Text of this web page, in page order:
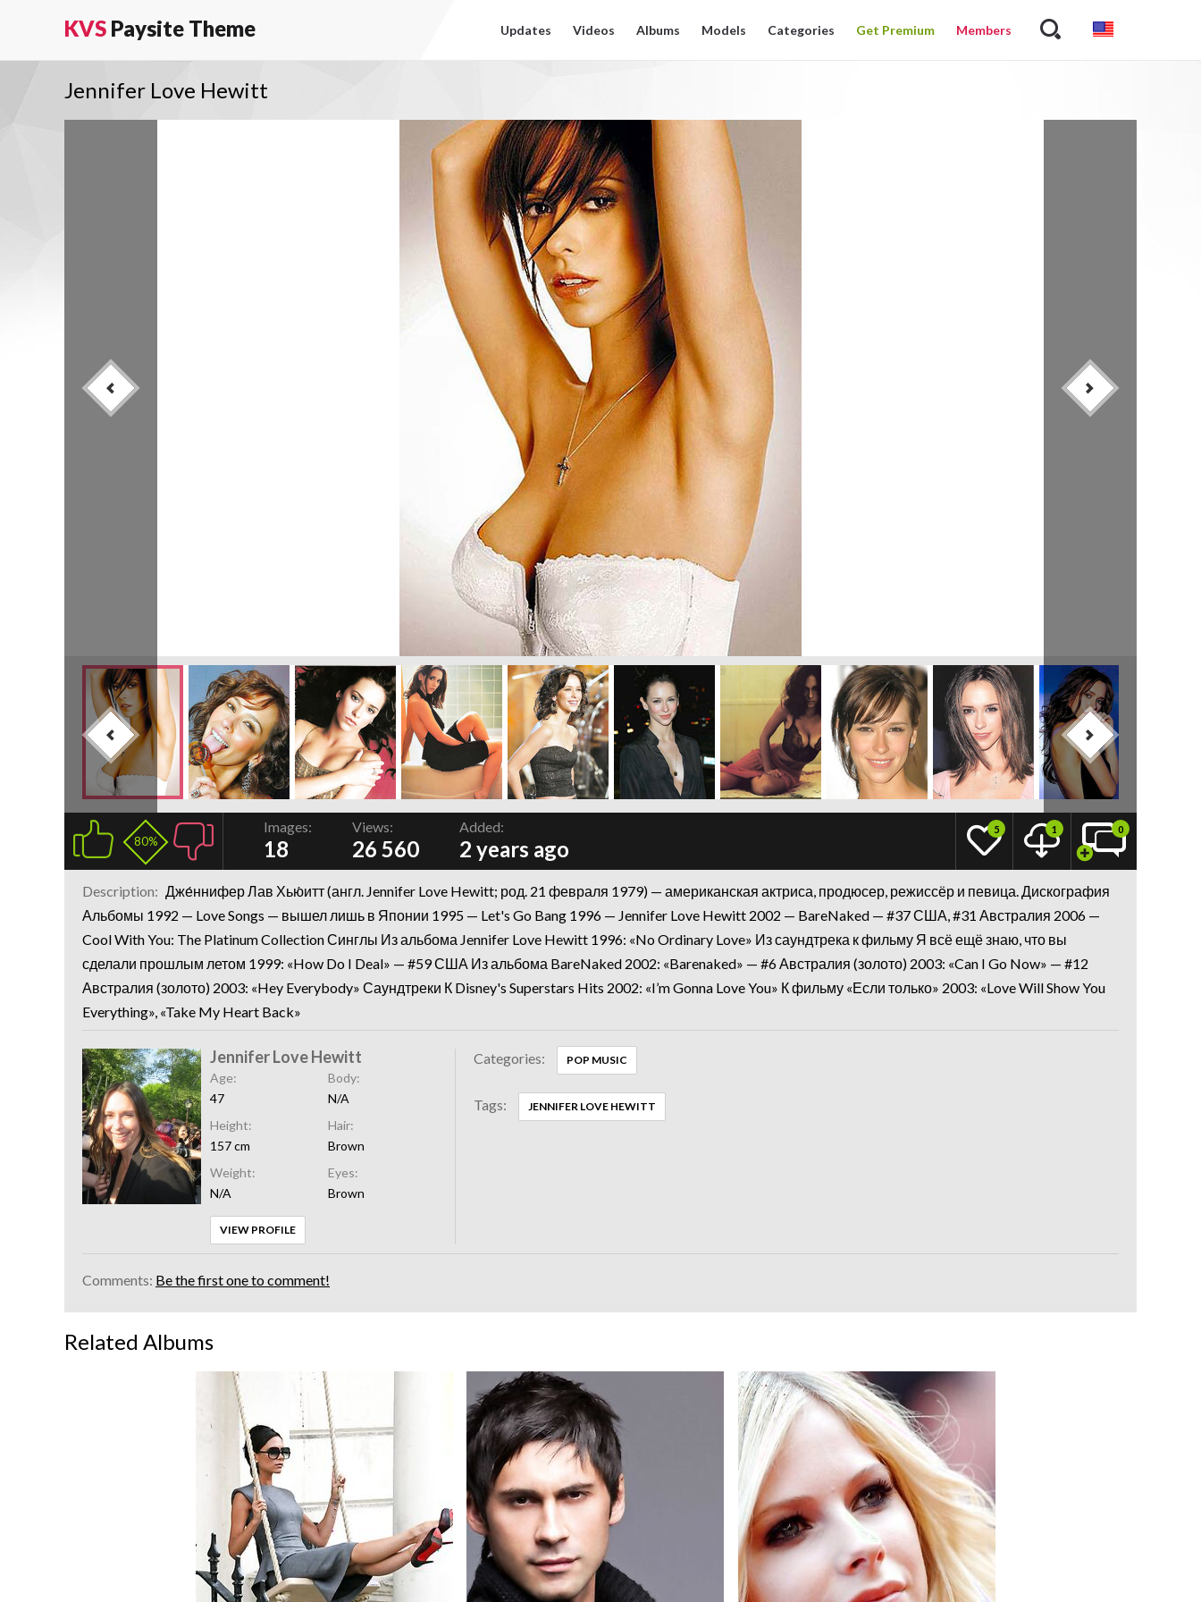
KVS Paysite Theme Updates Videos Albums Models Categories Get Premium Members
Jennifer Love Hewitt
80%
Images:
18
Views:
26 560
Added:
2 years ago
5 1 0
Description: Дже́ннифер Лав Хью́итт (англ. Jennifer Love Hewitt; род. 21 февраля 1979) — американская актриса, продюсер, режиссёр и певица. Дискография
Альбомы 1992 — Love Songs — вышел лишь в Японии 1995 — Let's Go Bang 1996 — Jennifer Love Hewitt 2002 — BareNaked — #37 США, #31 Австралия 2006 —
Cool With You: The Platinum Collection Синглы Из альбома Jennifer Love Hewitt 1996: «No Ordinary Love» Из саундтрека к фильму Я всё ещё знаю, что вы
сделали прошлым летом 1999: «How Do I Deal» — #59 США Из альбома BareNaked 2002: «Barenaked» — #6 Австралия (золото) 2003: «Can I Go Now» — #12
Австралия (золото) 2003: «Hey Everybody» Саундтреки К Disney's Superstars Hits 2002: «I’m Gonna Love You» К фильму «Если только» 2003: «Love Will Show You
Everything», «Take My Heart Back»
Jennifer Love Hewitt
Age:
47
Body:
N/A
Height:
157 cm
Hair:
Brown
Weight:
N/A
Eyes:
Brown
VIEW PROFILE
Categories: POP MUSIC
Tags: JENNIFER LOVE HEWITT
Comments: Be the first one to comment!
Related Albums